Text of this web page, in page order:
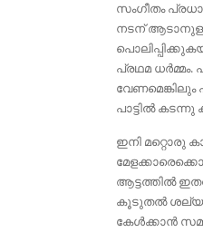
സംഗീതം
നടന്
പ്രഥമ ധർമ്മം.
പാട്ടില്‍ കടന്നു
ഇനി മറ്റൊരു
ആട്ടത്തിൽ
കൂടുതല്‍ ശല്യം
കേള്‍ക്കാന്‍